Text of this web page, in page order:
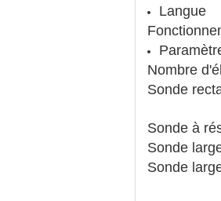
Langue
Nombre
Sonde
Sonde à
Sonde
Sonde